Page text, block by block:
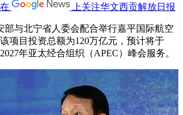
在 上关注华文西贡解放日报
部与北宁省人委会配合举行嘉平国际航空
项目投资总额为120万亿元，预计将于
年亚太经合组织（APEC）峰会服务。